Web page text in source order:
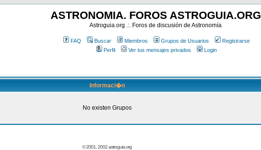
ASTRONOMIA. FOROS ASTROGUIA.ORG
Astroguia.org .:. Foros de discusión de Astronomía
FAQ Buscar Miembros Grupos de Usuarios
Registrarse
Perfil
Ver tus mensajes privados Login
Informaci�n
No existen Grupos
© 2001, 2002 astroguia.org